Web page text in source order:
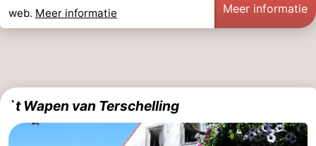
web. Meer informatie Meer informatie
`t Wapen van Terschelling